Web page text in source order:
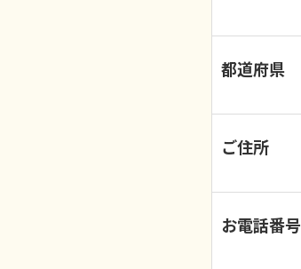
都道府県
ご住所
お電話番号